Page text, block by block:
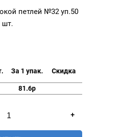
петлей №32 уп.50
шт.
За 1 упак. Скидка
81.6р
+